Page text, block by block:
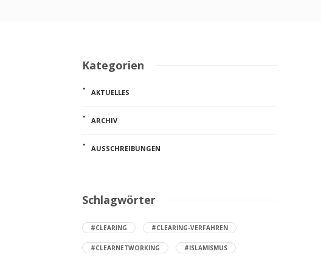
Kategorien
AKTUELLES
ARCHIV
AUSSCHREIBUNGEN
Schlagwörter
#CLEARING #CLEARING-VERFAHREN
#CLEARNETWORKING #ISLAMISMUS